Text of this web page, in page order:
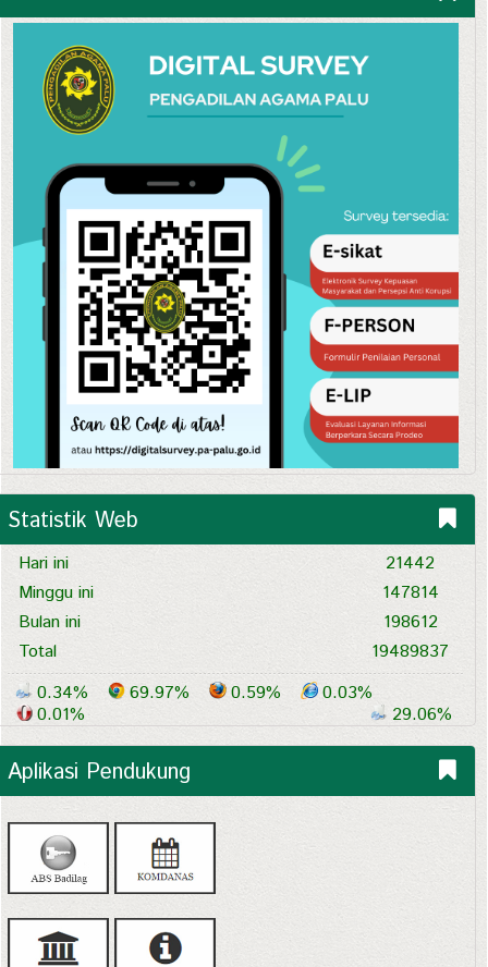
Statistik Web
Hari ini
Minggu ini
Bulan ini
Total
21442
147814
198612
19489837
0.34%
69.97% 0.59%
0.03%
0.01%
29.06%
Aplikasi Pendukung